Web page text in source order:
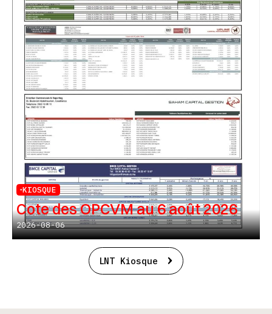
KIOSQUE
Cote des OPCVM au 6 août 2026
2026-08-06
LNT Kiosque